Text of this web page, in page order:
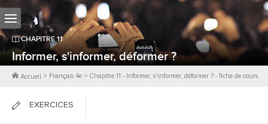
CHAPITRE11
Informer, s'informer, déformer ?
Accueil > Français 4e > Chapitre 11 - Informer, s'informer, déformer ? - fiche de cours
EXERCICES